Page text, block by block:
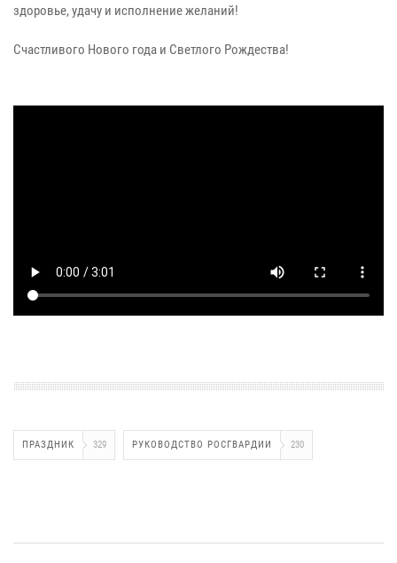
здоровье, удачу и исполнение желаний!
Счастливого Нового года и Светлого Рождества!
ПРАЗДНИК 329 РУКОВОДСТВО РОСГВАРДИИ 230